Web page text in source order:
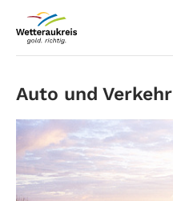
Auto und Verkehr